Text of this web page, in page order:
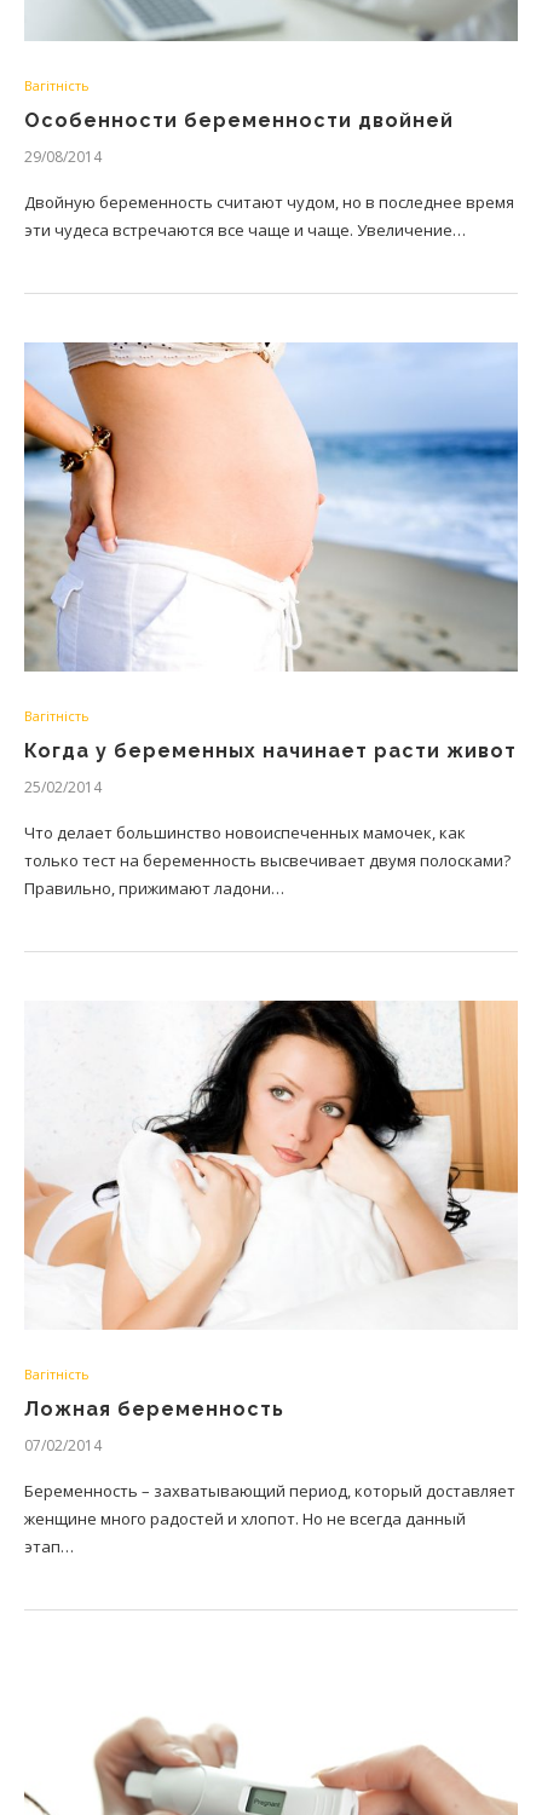
Вагітність
Особенности беременности двойней
29/08/2014
Двойную беременность считают чудом, но в последнее время
эти чудеса встречаются все чаще и чаще. Увеличение…
Вагітність
Когда у беременных начинает расти живот
25/02/2014
Что делает большинство новоиспеченных мамочек, как
только тест на беременность высвечивает двумя полосками?
Правильно, прижимают ладони…
Вагітність
Ложная беременность
07/02/2014
Беременность – захватывающий период, который доставляет
женщине много радостей и хлопот. Но не всегда данный
этап…